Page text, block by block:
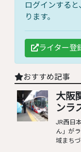
ログインする
ります。
ライター登
おすすめ記事
大阪
ンラ
JR西日
ん」が
域まち